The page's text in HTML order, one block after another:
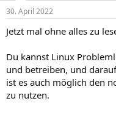
e
:
30. April 2022
Jetzt mal ohne alles zu
Du kannst Linux
und betreiben, und
ist es auch möglich den
zu nutzen.